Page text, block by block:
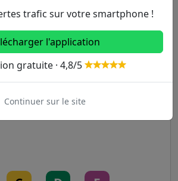
3 3B 4
7 7B 8
11 12 13
trafic sur votre smartphone !
l'application
gratuite · 4,8/5
Continuer sur le site